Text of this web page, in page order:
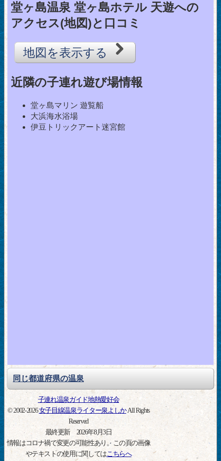
堂ヶ島温泉 堂ヶ島ホテル 天遊への
アクセス(地図)と口コミ
地図を表示する
近隣の子連れ遊び場情報
堂ヶ島マリン 遊覧船
大浜海水浴場
伊豆トリックアート迷宮館
同じ都道府県の温泉